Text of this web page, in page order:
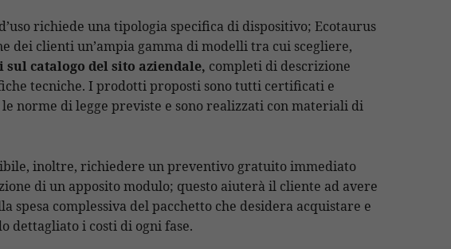
richiede una tipologia specifica di dispositivo; Ecotaurus
dei clienti un’ampia gamma di modelli tra cui scegliere,
catalogo del sito aziendale, completi di descrizione
tecniche. I prodotti proposti sono tutti certificati e
le norme di legge previste e sono realizzati con materiali di
inoltre, richiedere un preventivo gratuito immediato
di un apposito modulo; questo aiuterà il cliente ad avere
spesa complessiva del pacchetto che desidera acquistare e
dettagliato i costi di ogni fase.